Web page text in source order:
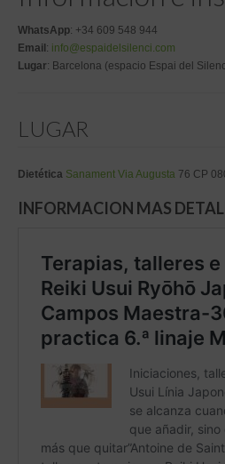
WhatsApp: +34 609 548 944
Email: info@espaidelsilenci.com
Lugar: Barcelona (espacio Espai del
LUGAR
Dietética Sanament Via Augusta 76 CP
INFORMACION MAS